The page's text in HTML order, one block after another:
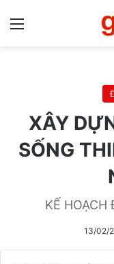
XÂY
SỐNG
KẾ HOẠCH
13/02/